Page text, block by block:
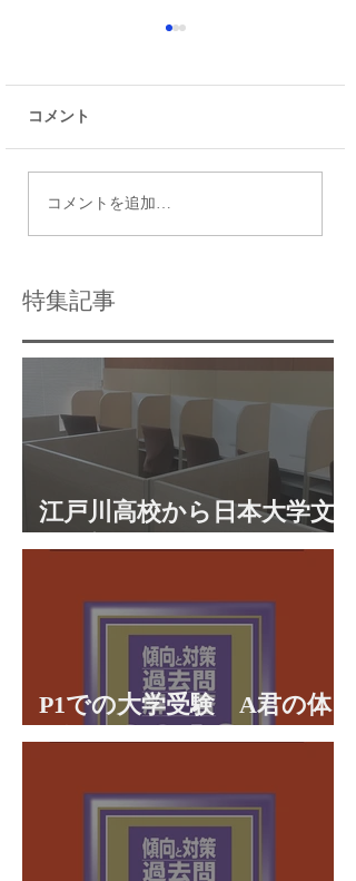
令和9年度都立高校入試
コメント
コメントを追加…
特集記事
江戸川高校から日本大学文
理学部に合格 合格体験談
P1での大学受験 A君の体
験談パート２